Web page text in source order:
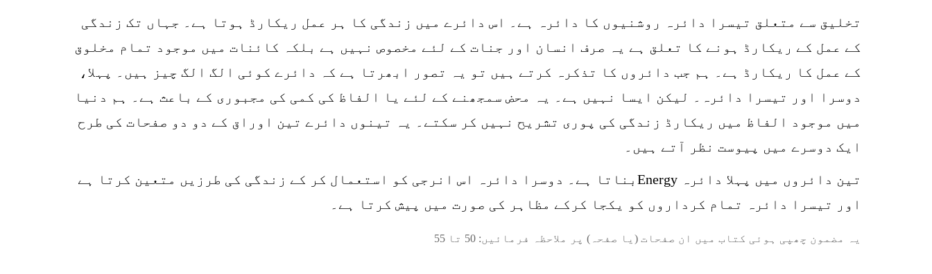
تخلیق سے متعلق تیسرا دائرہ روشنیوں کا دائرہ ہے۔ اس دائرے میں زندگی کا ہر عمل ریکارڈ ہوتا ہے۔ جہاں تک زندگی
کے عمل کے ریکارڈ ہونے کا تعلق ہے یہ صرف انسان اور جنات کے لئے مخصوص نہیں ہے بلکہ کائنات میں موجود تمام مخلوق
کے عمل کا ریکارڈ ہے۔ ہم جب دائروں کا تذکرہ کرتے ہیں تو یہ تصور ابھرتا ہے کہ دائرے کوئی الگ الگ چیز ہیں۔ پہلا،
دوسرا اور تیسرا دائرہ۔ لیکن ایسا نہیں ہے۔ یہ محض سمجھنے کے لئے یا الفاظ کی کمی کی مجبوری کے باعث ہے۔ ہم دنیا
میں موجود الفاظ میں ریکارڈ زندگی کی پوری تشریح نہیں کر سکتے۔ یہ تینوں دائرے تین اوراق کے دو دو صفحات کی طرح
ایک دوسرے میں پیوست نظر آتے ہیں۔
تین دائروں میں پہلا دائرہ Energyبناتا ہے۔ دوسرا دائرہ اس انرجی کو استعمال کر کے زندگی کی طرزیں متعین کرتا ہے
اور تیسرا دائرہ تمام کرداروں کو یکجا کرکے مظاہر کی صورت میں پیش کرتا ہے۔
یہ مضمون چھپی ہوئی کتاب میں ان صفحات (یا صفحہ) پر ملاحظہ فرمائیں: 50 تا 55